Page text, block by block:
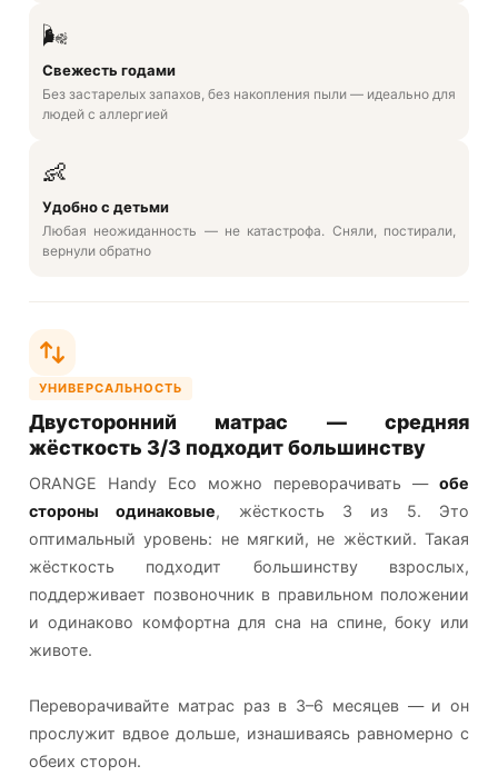
🌬️
Свежесть годами
Без застарелых запахов, без накопления пыли — идеально для
людей с аллергией
👶
Удобно с детьми
Любая неожиданность — не катастрофа. Сняли, постирали,
вернули обратно
УНИВЕРСАЛЬНОСТЬ
Двусторонний матрас — средняя
жёсткость 3/3 подходит большинству
ORANGE Handy Eco можно переворачивать — обе
стороны одинаковые, жёсткость 3 из 5. Это
оптимальный уровень: не мягкий, не жёсткий. Такая
жёсткость подходит большинству взрослых,
поддерживает позвоночник в правильном положении
и одинаково комфортна для сна на спине, боку или
животе.
Переворачивайте матрас раз в 3–6 месяцев — и он
прослужит вдвое дольше, изнашиваясь равномерно с
обеих сторон.